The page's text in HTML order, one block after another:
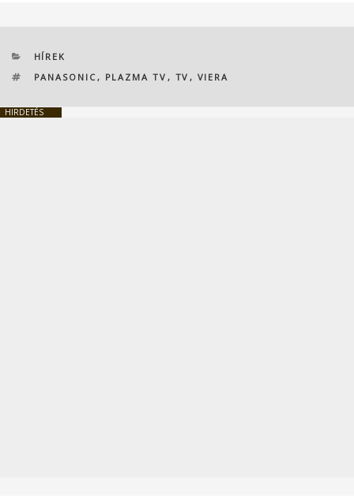
KATEGÓRIÁK
HÍREK
CÍMKÉK
PANASONIC, PLAZMA TV , TV , VIERA
HIRDETÉS